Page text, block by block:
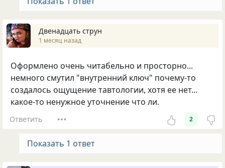
Двенадцать струн
1 месяц назад
Оформлено очень читабельно и просторно...
немного смутил "внутренний ключ" почему-то
создалось ощущение тавтологии, хотя ее нет...
какое-то ненужное уточнение что ли.
Ответить 2
Показать 1 ответ